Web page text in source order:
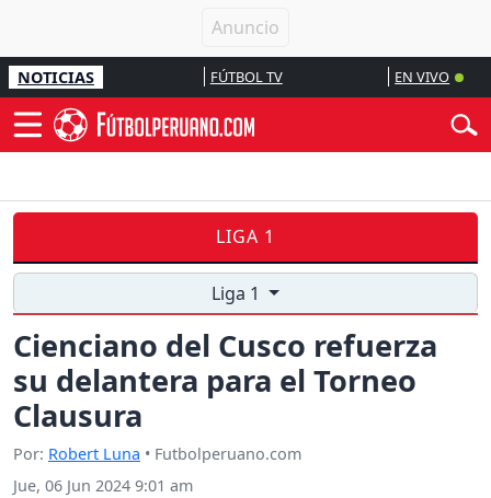
NOTICIAS FÚTBOL TV EN VIVO
LIGA 1
Liga 1
Cienciano del Cusco refuerza
su delantera para el Torneo
Clausura
Por: Robert Luna • Futbolperuano.com
Jue, 06 Jun 2024 9:01 am